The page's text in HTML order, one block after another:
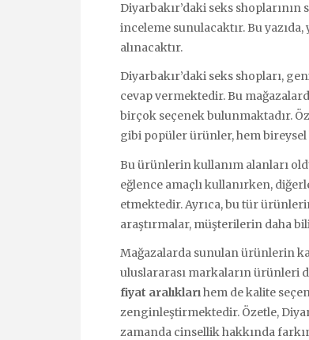
Diyarbakır’daki seks
inceleme sunulacaktır. Bu
alınacaktır.
Diyarbakır’daki seks shopları,
cevap vermektedir. Bu
birçok seçenek bulunmaktadır.
gibi popüler ürünler, hem
Bu ürünlerin kullanım alanları
eğlence amaçlı kullanırken,
etmektedir. Ayrıca, bu tür
araştırmalar, müşterilerin daha
Mağazalarda sunulan ürünlerin
uluslararası markaların ürünleri
fiyat aralıklarıhem de kalite
zenginleştirmektedir. Özetle,
zamanda cinsellik hakkında